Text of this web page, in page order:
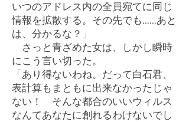
いつのアドレス内の全員宛てに同じ
情報を拡散する。その先でも……あと
は、分かるな？」
さっと青ざめた女は、しかし瞬時
にこう言い切った。
「あり得ないわね。だって白石君、
表計算もまともに出来なかったじゃ
ない！ そんな都合のいいウィルス
なんてあなたに創れるわけないでし